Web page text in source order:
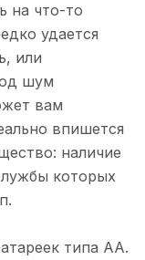
на что-то
удается
или
шум
вам
впишется
наличие
которых
типа АА.